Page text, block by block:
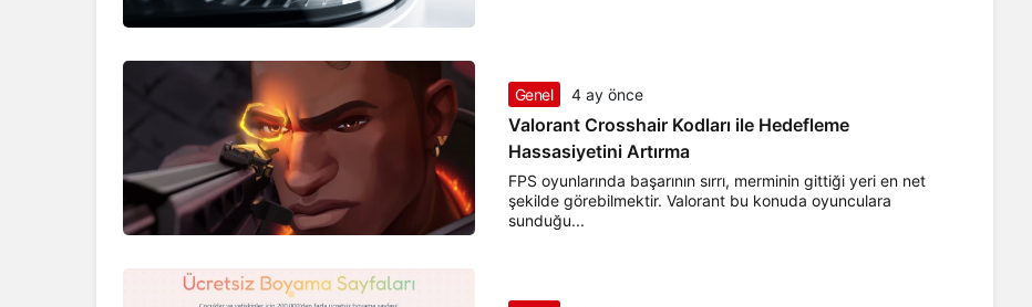
Genel 4 ay önce
Valorant Crosshair Kodları ile Hedefleme
Hassasiyetini Artırma
FPS oyunlarında başarının sırrı, merminin gittiği yeri en net
şekilde görebilmektir. Valorant bu konuda oyunculara
sunduğu...